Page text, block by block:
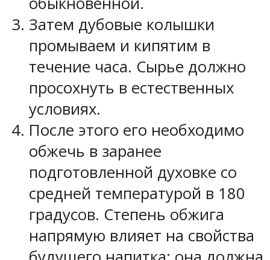
Затем дубовые колышки
промываем и кипятим в
течение часа. Сырье должно
просохнуть в естественных
условиях.
После этого его необходимо
обжечь в заранее
подготовленной духовке со
средней температурой в 180
градусов. Степень обжига
напрямую влияет на свойства